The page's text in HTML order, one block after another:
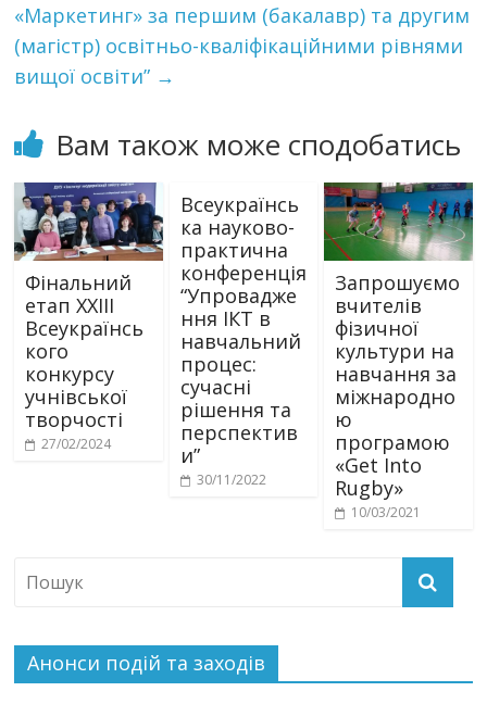
«Маркетинг» за першим (бакалавр) та другим
(магістр) освітньо-кваліфікаційними рівнями
вищої освіти” →
Вам також може сподобатись
Фінальний
етап ХХІІІ
Всеукраїнсь
кого
конкурсу
учнівської
творчості
27/02/2024
Всеукраїнсь
ка науково-
практична
конференція
“Упровадже
ння ІКТ в
навчальний
процес:
сучасні
рішення та
перспектив
и”
30/11/2022
Запрошуємо
вчителів
фізичної
культури на
навчання за
міжнародно
ю
програмою
«Get Into
Rugby»
10/03/2021
Анонси подій та заходів